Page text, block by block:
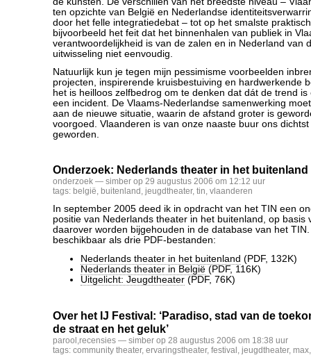
ten opzichte van België en Nederlandse
door het felle integratiedebat – tot op het smalste
bijvoorbeeld het feit dat het binnenhalen van publiek in
verantwoordelijkheid is van de zalen en in Nederland van
uitwisseling niet eenvoudig.
Natuurlijk kun je tegen mijn pessimisme voorbeelden
projecten, inspirerende kruisbestuiving en hardwerkende
het is heilloos zelfbedrog om te denken dat dát de trend
een incident. De Vlaams-Nederlandse samenwerking
aan de nieuwe situatie, waarin de afstand groter is
voorgoed. Vlaanderen is van onze naaste buur ons
geworden.
Onderzoek: Nederlands theater in het buitenland
onderzoek — simber op 29 augustus 2006 om 12:12 uur
tags: belgië, buitenland , jeugdtheater, tin, vlaanderen
In september 2005 deed ik in opdracht van het TIN een
positie van Nederlands theater in het buitenland, op basis
daarover worden bijgehouden in de database van het
beschikbaar als drie PDF-bestanden:
Nederlands theater in het buitenland (PDF, 132K)
Nederlands theater in België (PDF, 116K)
Uitgelicht: Jeugdtheater (PDF, 76K)
Over het IJ Festival: ‘Paradiso, stad van de
de straat en het geluk’
parool ,recensies — simber op 28 augustus 2006 om 18:38 uur
tags: community theater, ervaringstheater, festival , jeugdtheater, max